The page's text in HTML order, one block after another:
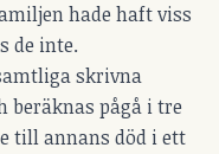
hade haft viss
de inte.
skrivna
beräknas pågå i tre
till annans död i ett